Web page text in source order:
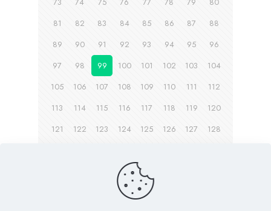
81
82 83 84 85 86 87
88
89
90 91 92 93 94 95
96
97
98 99 100 101 102 103
104
105
106 107 108 109 110 111
112
113
114 115 116 117 118 119
120
121
122 123 124 125 126 127
128
Page suivante